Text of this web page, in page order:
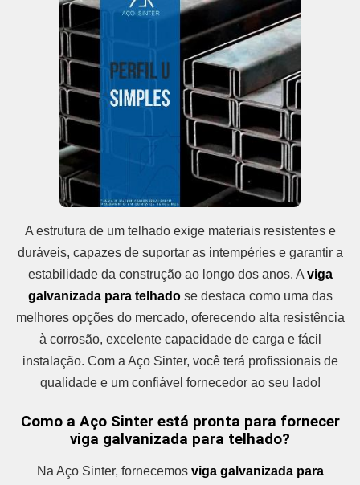
A estrutura de um telhado exige materiais resistentes e
duráveis, capazes de suportar as intempéries e garantir a
estabilidade da construção ao longo dos anos. A viga
galvanizada para telhadose destaca como uma das
melhores opções do mercado, oferecendo alta resistência
à corrosão, excelente capacidade de carga e fácil
instalação. Com a Aço Sinter, você terá profissionais de
qualidade e um confiável fornecedor ao seu lado!
Como a Aço Sinter está pronta para fornecer
viga galvanizada para telhado?
Na Aço Sinter, fornecemos viga galvanizada para